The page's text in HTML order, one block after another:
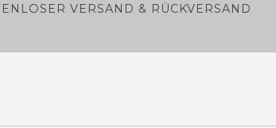
VERSAND & RÜCKVERSAND